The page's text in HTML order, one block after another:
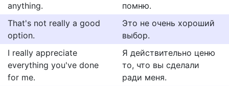
anything.
помню.
That's not really a good
option.
Это не очень хороший
выбор.
I really appreciate
everything you've done
for me.
Я действительно ценю
то, что вы сделали
ради меня.